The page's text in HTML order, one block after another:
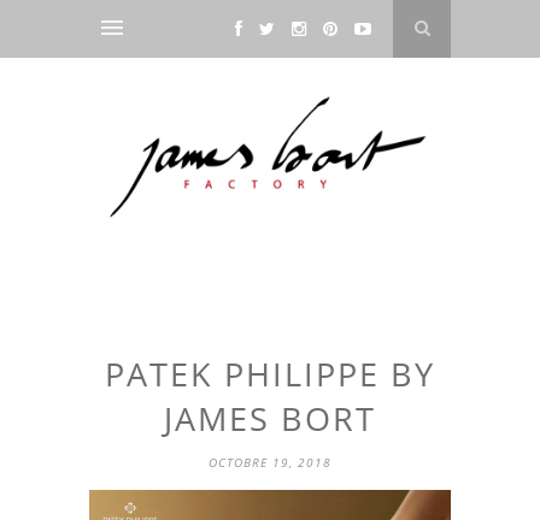
PATEK PHILIPPE BY
JAMES BORT
OCTOBRE 19, 2018